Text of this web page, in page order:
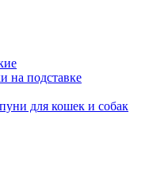
на подставке
для кошек и собак